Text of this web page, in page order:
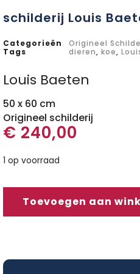
schilderij Louis
Categorieën Origineel
Tags
dieren, koe,
Louis Baeten
50 x 60 cm
Origineel schilderij
€ 240,00
1 op voorraad
Toevoegen aan